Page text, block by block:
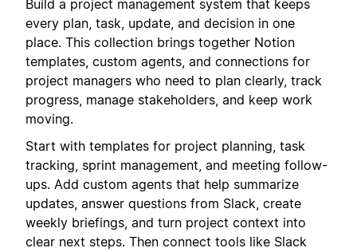
Build a project management system that keeps
every plan, task, update, and decision in one
place. This collection brings together Notion
templates, custom agents, and connections for
project managers who need to plan clearly, track
progress, manage stakeholders, and keep work
moving.
Start with templates for project planning, task
tracking, sprint management, and meeting follow-
ups. Add custom agents that help summarize
updates, answer questions from Slack, create
weekly briefings, and turn project context into
clear next steps. Then connect tools like Slack